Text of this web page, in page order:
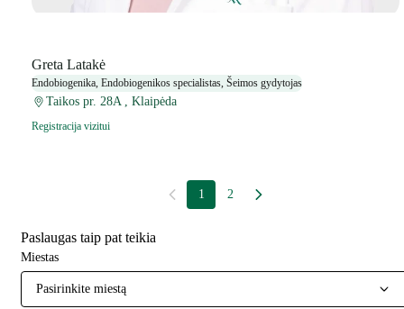
Greta Latakė
Endobiogenika, Endobiogenikos specialistas, Šeimos gydytojas
Taikos pr. 28A , Klaipėda
Registracija vizitui
1 2
Paslaugas taip pat teikia
Miestas
Pasirinkite miestą